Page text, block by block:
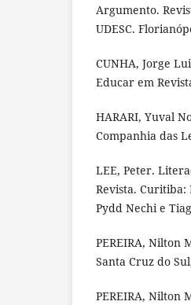
Argumento.
UDESC.
CUNHA, Jorge
Educar em
HARARI, Yuval
Companhia das
LEE, Peter.
Revista. Curitiba:
Pydd Nechi e
PEREIRA, Nilton
Santa Cruz do
PEREIRA, Nilton